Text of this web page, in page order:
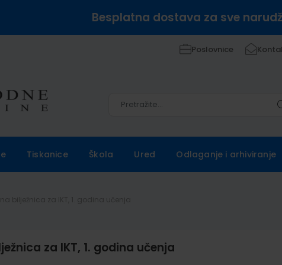
Besplatna dostava za sve
Poslovnice
Tiskanice Škola Ured Odlaganje i arhiviranje
za IKT, 1. godina učenja